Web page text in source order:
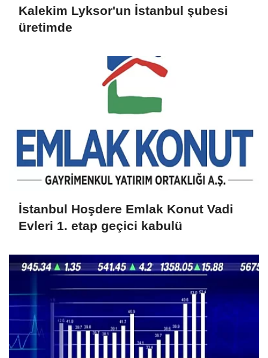
Kalekim Lyksor'un İstanbul şubesi
üretimde
İstanbul Hoşdere Emlak Konut Vadi
Evleri 1. etap geçici kabulü